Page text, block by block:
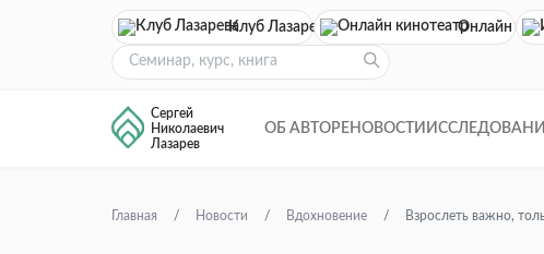
Клуб Лазарева Онлайн
Сергей
Николаевич
Лазарев
ОБ АВТОРЕ НОВОСТИ
Главная Новости Вдохновение Взрослеть важно,